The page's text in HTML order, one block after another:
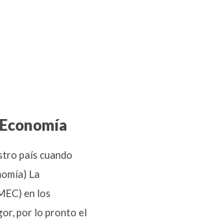
país cuando
La
en los
por lo pronto el